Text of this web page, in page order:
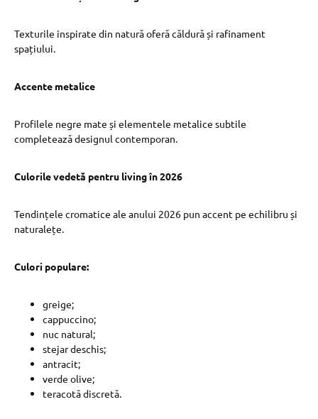
Texturile inspirate din natură oferă căldură și rafinament
spațiului.
Accente metalice
Profilele negre mate și elementele metalice subtile
completează designul contemporan.
Culorile vedetă pentru living în 2026
Tendințele cromatice ale anului 2026 pun accent pe echilibru și
naturalețe.
Culori populare:
greige;
cappuccino;
nuc natural;
stejar deschis;
antracit;
verde olive;
teracotă discretă.